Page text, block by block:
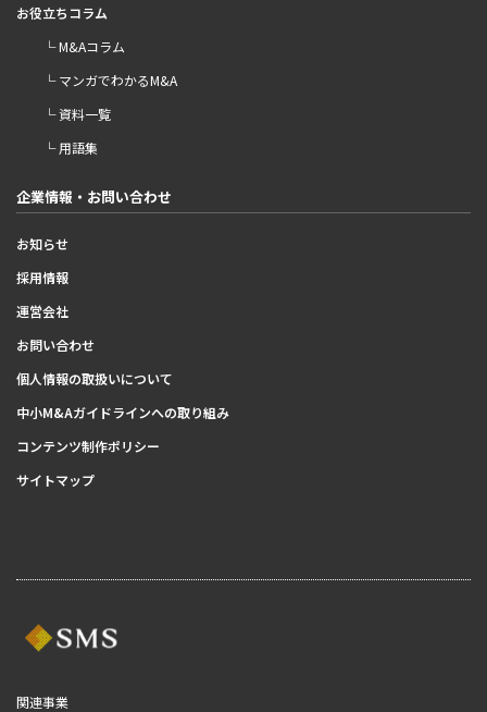
お役立ちコラム
└ M&Aコラム
└ マンガでわかるM&A
└ 資料一覧
└ 用語集
企業情報・お問い合わせ
お知らせ
採用情報
運営会社
お問い合わせ
個人情報の取扱いについて
中小M&Aガイドラインへの取り組み
コンテンツ制作ポリシー
サイトマップ
関連事業